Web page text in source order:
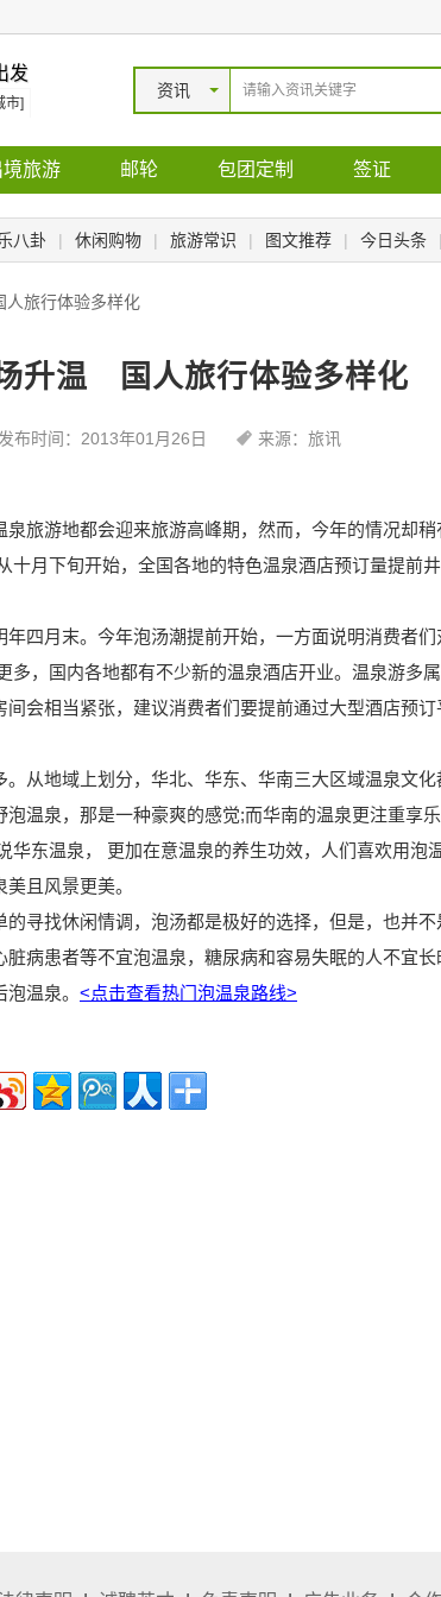
发
市]
资讯
境旅游 邮轮 包团定制 签证
八卦 | 休闲购物 | 旅游常识 | 图文推荐 | 今日头条 |
旅行体验多样化
升温 国人旅行体验多样化
发布时间：2013年01月26日 来源：旅讯
泉旅游地都会迎来旅游高峰期，然而，今年的情况却稍
十月下旬开始，全国各地的特色温泉酒店预订量提前
月末。今年泡汤潮提前开始，一方面说明消费者们
，国内各地都有不少新的温泉酒店开业。温泉游多
会相当紧张，建议消费者们要提前通过大型酒店预
地域上划分，华北、华东、华南三大区域温泉文化
温泉，那是一种豪爽的感觉;而华南的温泉更注重享
东温泉， 更加在意温泉的养生功效，人们喜欢用泡
且风景更美。
找休闲情调，泡汤都是极好的选择，但是，也并不
病患者等不宜泡温泉，糖尿病和容易失眠的人不宜
温泉。 <点击查看热门泡温泉路线>